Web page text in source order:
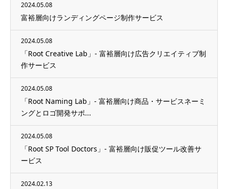
2024.05.08
富裕層向けランディングページ制作サービス
2024.05.08
「Root Creative Lab」- 富裕層向け広告クリエイティブ制
作サービス
2024.05.08
「Root Naming Lab」- 富裕層向け商品・サービスネーミ
ングとロゴ開発サポ...
2024.05.08
「Root SP Tool Doctors」- 富裕層向け販促ツール改善サ
ービス
2024.02.13